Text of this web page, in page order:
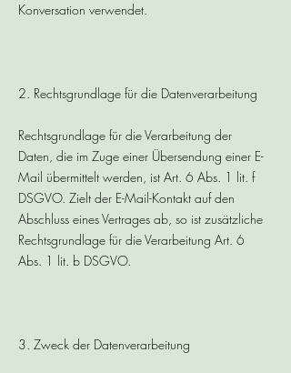
Konversation verwendet.
2. Rechtsgrundlage für die Datenverarbeitung
Rechtsgrundlage für die Verarbeitung der
Daten, die im Zuge einer Übersendung einer E-
Mail übermittelt werden, ist Art. 6 Abs. 1 lit. f
DSGVO. Zielt der E-Mail-Kontakt auf den
Abschluss eines Vertrages ab, so ist zusätzliche
Rechtsgrundlage für die Verarbeitung Art. 6
Abs. 1 lit. b DSGVO.
3. Zweck der Datenverarbeitung